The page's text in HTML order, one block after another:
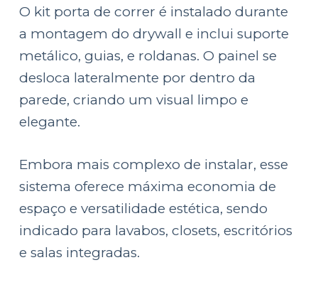
O kit porta de correr é instalado durante
a montagem do drywall e inclui suporte
metálico, guias, e roldanas. O painel se
desloca lateralmente por dentro da
parede, criando um visual limpo e
elegante.
Embora mais complexo de instalar, esse
sistema oferece máxima economia de
espaço e versatilidade estética, sendo
indicado para lavabos, closets, escritórios
e salas integradas.